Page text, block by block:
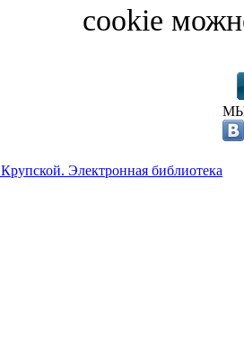
cookie
Электронная библиотека